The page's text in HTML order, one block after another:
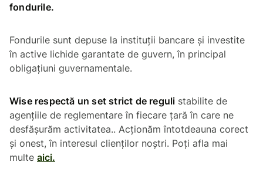
fondurile.
Fondurile sunt depuse la instituții bancare și investite
în active lichide garantate de guvern, în principal
obligațiuni guvernamentale.
Wise respectă un set strict de reguli stabilite de
agențiile de reglementare în fiecare țară în care ne
desfășurăm activitatea.. Acționăm întotdeauna corect
și onest, în interesul clienților noștri. Poți afla mai
multe aici.